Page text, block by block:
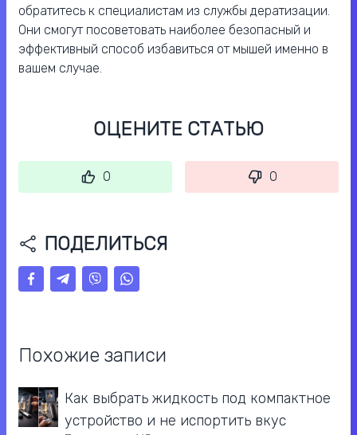
обратитесь к специалистам из службы дератизации.
Они смогут посоветовать наиболее безопасный и
эффективный способ избавиться от мышей именно в
вашем случае.
ОЦЕНИТЕ СТАТЬЮ
0 0
ПОДЕЛИТЬСЯ
Похожие записи
Как выбрать жидкость под компактное
устройство и не испортить вкус